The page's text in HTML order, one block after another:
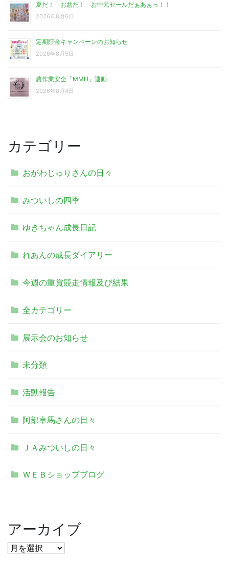
夏だ！ お盆だ！ お中元セールだぁあぁっ！！
2026年8月6日
定期貯金キャンペーンのお知らせ
2026年8月5日
農作業安全「MMH」運動
2026年8月4日
カテゴリー
おがわじゅりさんの日々
みついしの四季
ゆきちゃん成長日記
れあんの成長ダイアリー
今週の重賞競走情報及び結果
全カテゴリー
展示会のお知らせ
未分類
活動報告
阿部卓馬さんの日々
ＪＡみついしの日々
ＷＥＢショップブログ
アーカイブ
ア